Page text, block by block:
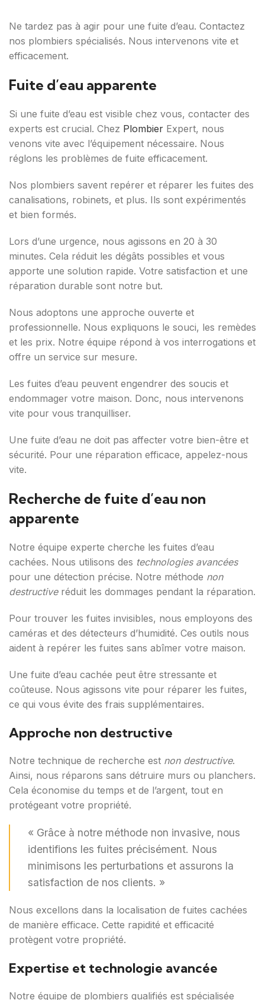
Ne tardez pas à agir pour une fuite d’eau. Contactez
nos plombiers spécialisés. Nous intervenons vite et
efficacement.
Fuite d’eau apparente
Si une fuite d’eau est visible chez vous, contacter des
experts est crucial. Chez Plombier Expert, nous
venons vite avec l’équipement nécessaire. Nous
réglons les problèmes de fuite efficacement.
Nos plombiers savent repérer et réparer les fuites des
canalisations, robinets, et plus. Ils sont expérimentés
et bien formés.
Lors d’une urgence, nous agissons en 20 à 30
minutes. Cela réduit les dégâts possibles et vous
apporte une solution rapide. Votre satisfaction et une
réparation durable sont notre but.
Nous adoptons une approche ouverte et
professionnelle. Nous expliquons le souci, les remèdes
et les prix. Notre équipe répond à vos interrogations et
offre un service sur mesure.
Les fuites d’eau peuvent engendrer des soucis et
endommager votre maison. Donc, nous intervenons
vite pour vous tranquilliser.
Une fuite d’eau ne doit pas affecter votre bien-être et
sécurité. Pour une réparation efficace, appelez-nous
vite.
Recherche de fuite d’eau non
apparente
Notre équipe experte cherche les fuites d’eau
cachées. Nous utilisons des technologies avancées
pour une détection précise. Notre méthode non
destructiveréduit les dommages pendant la réparation.
Pour trouver les fuites invisibles, nous employons des
caméras et des détecteurs d’humidité. Ces outils nous
aident à repérer les fuites sans abîmer votre maison.
Une fuite d’eau cachée peut être stressante et
coûteuse. Nous agissons vite pour réparer les fuites,
ce qui vous évite des frais supplémentaires.
Approche non destructive
Notre technique de recherche est non destructive.
Ainsi, nous réparons sans détruire murs ou planchers.
Cela économise du temps et de l’argent, tout en
protégeant votre propriété.
« Grâce à notre méthode non invasive, nous
identifions les fuites précisément. Nous
minimisons les perturbations et assurons la
satisfaction de nos clients. »
Nous excellons dans la localisation de fuites cachées
de manière efficace. Cette rapidité et efficacité
protègent votre propriété.
Expertise et technologie avancée
Notre équipe de plombiers qualifiés est spécialisée